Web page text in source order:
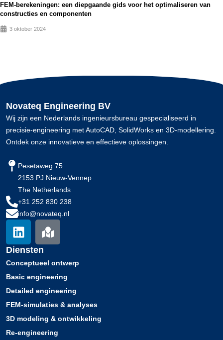
FEM-berekeningen: een diepgaande gids voor het optimaliseren van
constructies en componenten
3 oktober 2024
Novateq Engineering BV
Wij zijn een Nederlands ingenieursbureau gespecialiseerd in
precisie-engineering met AutoCAD, SolidWorks en 3D-modellering.
Ontdek onze innovatieve en effectieve oplossingen.
Pesetaweg 75
2153 PJ Nieuw-Vennep
The Netherlands
+31 252 830 238
info@novateq.nl
L
i
n
k
e
d
i
n
M
a
-
m
a
r
k
e
d
Diensten
Conceptueel ontwerp​
Basic engineering
Detailed engineering
FEM-simulaties & analyses
3D modeling & ontwikkeling
Re-engineering